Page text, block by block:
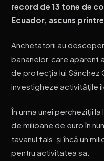
record de 13 tone de
Ecuador, ascuns
Anchetatorii au
bananelor, care aparent
de protecția lui Sánchez
investigheze activitățile
În urma unei percheziții
de milioane de euro în
tavanul fals, și încă un
pentru activitatea sa.